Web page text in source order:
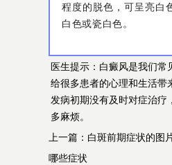
程度的脱色，可呈亮白
白色或瓷白色。
医生提示：白癜风是我们常
给很多患者的心理和生活带
发病初期没有及时对症治疗
多麻烦。
上一篇： 白斑前期症状的图
哪些症状